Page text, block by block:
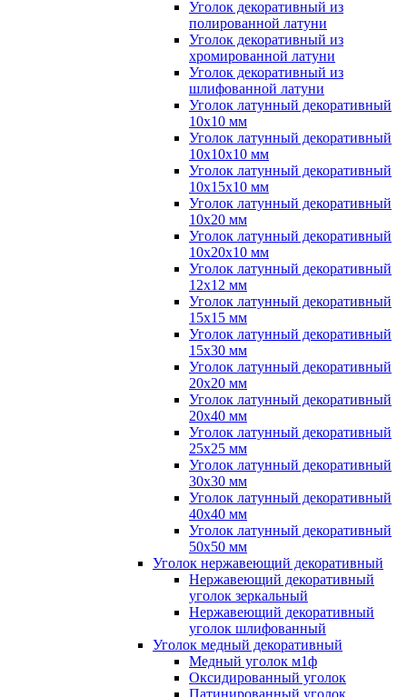
Уголок декоративный из
полированной латуни
Уголок декоративный из
хромированной латуни
Уголок декоративный из
шлифованной латуни
Уголок латунный декоративный
10x10 мм
Уголок латунный декоративный
10x10x10 мм
Уголок латунный декоративный
10x15x10 мм
Уголок латунный декоративный
10x20 мм
Уголок латунный декоративный
10x20x10 мм
Уголок латунный декоративный
12x12 мм
Уголок латунный декоративный
15x15 мм
Уголок латунный декоративный
15x30 мм
Уголок латунный декоративный
20x20 мм
Уголок латунный декоративный
20x40 мм
Уголок латунный декоративный
25x25 мм
Уголок латунный декоративный
30x30 мм
Уголок латунный декоративный
40x40 мм
Уголок латунный декоративный
50x50 мм
Уголок нержавеющий декоративный
Нержавеющий декоративный
уголок зеркальный
Нержавеющий декоративный
уголок шлифованный
Уголок медный декоративный
Медный уголок м1ф
Оксидированный уголок
Патинированный уголок